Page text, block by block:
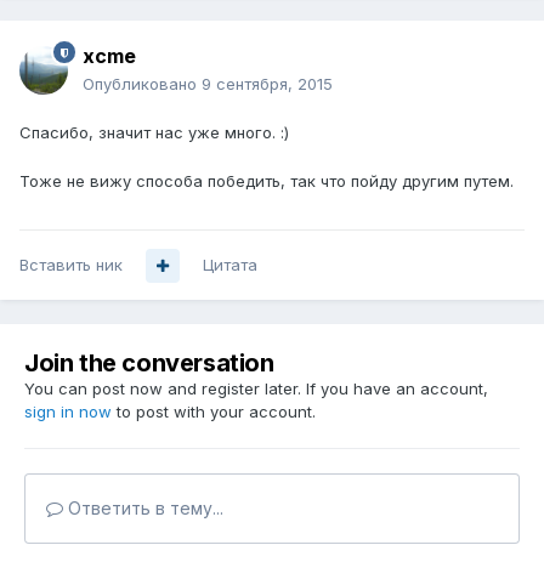
xcme
Опубликовано 9 сентября, 2015
Спасибо, значит нас уже много. :)
Тоже не вижу способа победить, так что пойду другим путем.
Вставить ник Цитата
Join the conversation
You can post now and register later. If you have an account,
sign in now to post with your account.
Ответить в тему...